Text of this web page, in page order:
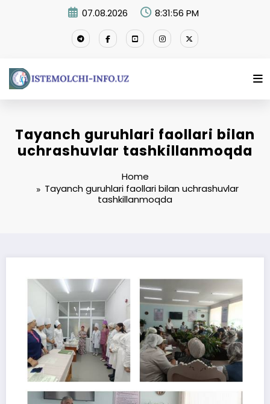
07.08.2026 8:31:57 PM
Tayanch guruhlari faollari bilan
uchrashuvlar tashkillanmoqda
Home
Tayanch guruhlari faollari bilan uchrashuvlar
tashkillanmoqda